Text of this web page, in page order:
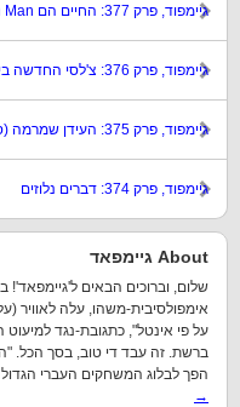
גיימפוד, פרק 377: החיים הם Iron Man
גיימפוד, פרק 376: צ'לסי החדשה ביורק החדשה
גיימפוד, פרק 375: העידן שמרמה (סיכום שנת 2025)
גיימפוד, פרק 374: דברים נלוזים
About גיימפאד
אימפולסיבית-משהו, עלה לאוויר
על פי אינטל", כתגובת-נגד
ברשת. זה עבד די טוב, בסך הכל.
הפך לבלוג המשחקים העברי
→